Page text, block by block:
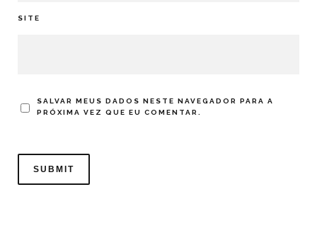
SITE
SALVAR MEUS DADOS NESTE NAVEGADOR PARA A
PRÓXIMA VEZ QUE EU COMENTAR.